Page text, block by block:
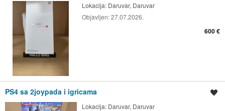
Lokacija: Daruvar, Daruvar
Objavljen:27.07.2026.
600 €
PS4 sa 2joypada i igricama
Lokacija: Daruvar, Daruvar